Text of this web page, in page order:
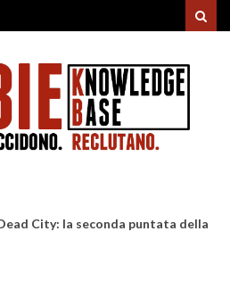
City: la seconda puntata della